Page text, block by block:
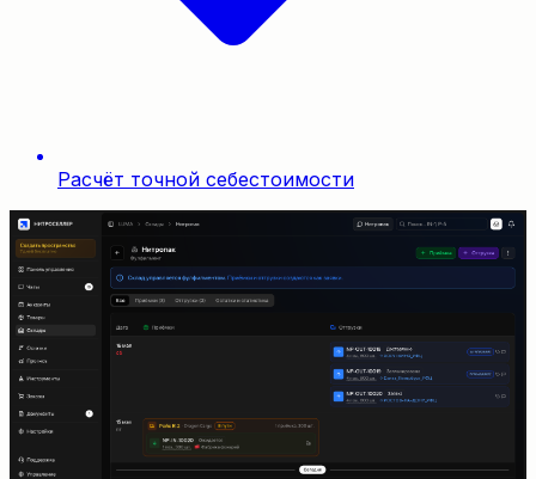
Расчёт точной себестоимости